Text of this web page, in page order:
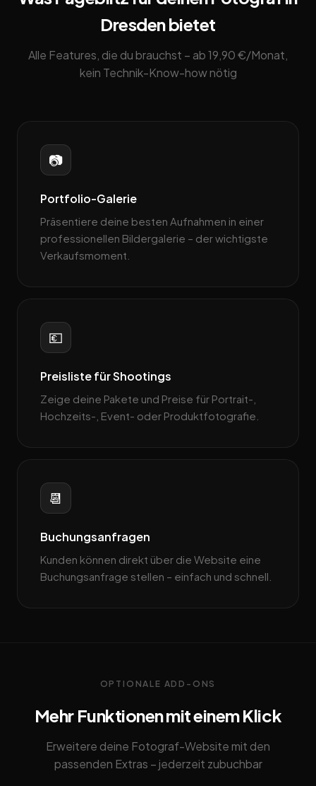
Dresden bietet
Alle Features, die du brauchst – ab 19,90 €/Monat,
kein Technik-Know-how nötig
📷
Portfolio-Galerie
Präsentiere deine besten Aufnahmen in einer
professionellen Bildergalerie – der wichtigste
Verkaufsmoment.
💶
Preisliste für Shootings
Zeige deine Pakete und Preise für Portrait-,
Hochzeits-, Event- oder Produktfotografie.
📆
Buchungsanfragen
Kunden können direkt über die Website eine
Buchungsanfrage stellen – einfach und schnell.
OPTIONALE ADD-ONS
Mehr Funktionen mit einem Klick
Erweitere deine Fotograf-Website mit den
passenden Extras – jederzeit zubuchbar